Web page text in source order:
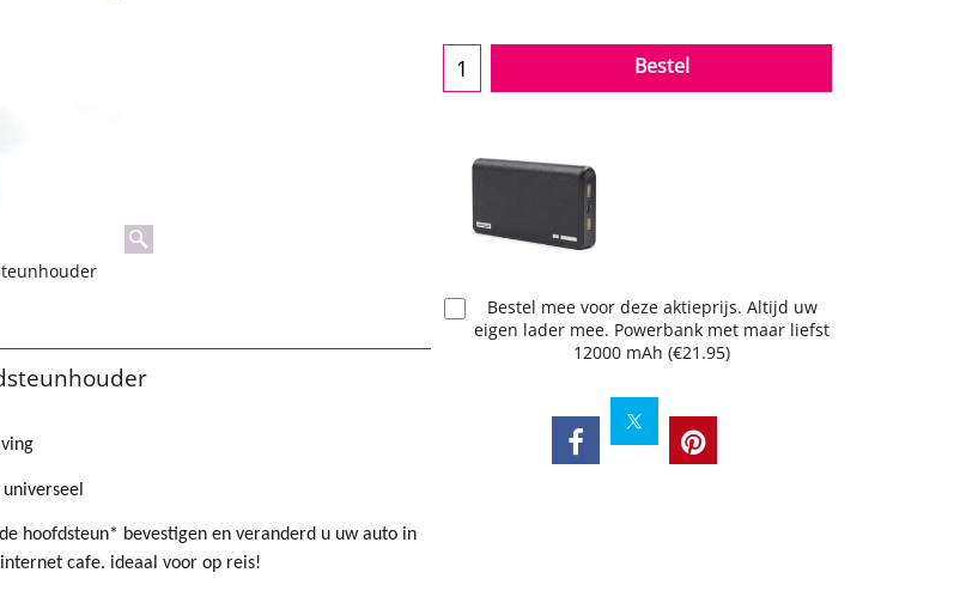
Bestel
Bestel mee voor deze aktieprijs. Altijd uw
eigen lader mee. Powerbank met maar liefst
12000 mAh (€21.95)
hoofdsteun* bevestigen en veranderd u uw auto in
cafe. ideaal voor op reis!